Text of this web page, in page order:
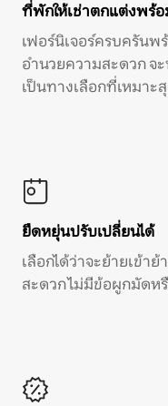
ที่พักให้เช่าตกแต่งพร้
เฟอร์นิเจอร์ครบครันพ
อำนวยความสะดวก จ
เป็นทางเลือกที่เหมาะ
ยืดหยุ่นปรับเปลี่ยนได้
เลือกได้ว่าจะย้ายเข้า
สะดวก ไม่มีข้อผูกมัดห